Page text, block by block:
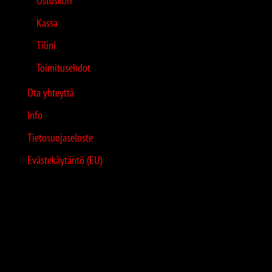
Kassa
Tilini
Toimitusehdot
Ota yhteyttä
Info
Tietosuojaseloste
Evästekäytäntö (EU)